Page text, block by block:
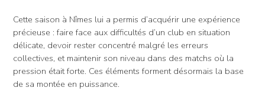
Cette saison à Nîmes lui a permis d’acquérir une expérience
précieuse : faire face aux difficultés d’un club en situation
délicate, devoir rester concentré malgré les erreurs
collectives, et maintenir son niveau dans des matchs où la
pression était forte. Ces éléments forment désormais la base
de sa montée en puissance.